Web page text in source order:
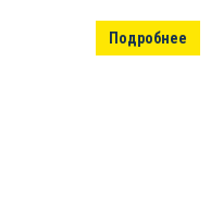
Подробнее